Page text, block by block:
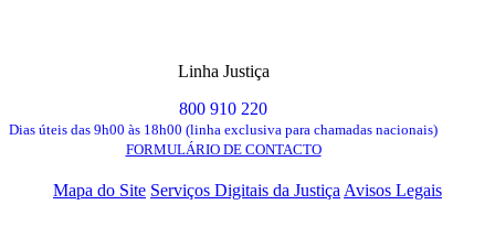
Linha Justiça
800 910 220
Dias úteis das 9h00 às 18h00 (linha exclusiva para chamadas nacionais)
FORMULÁRIO DE CONTACTO
Mapa do Site Serviços Digitais da Justiça Avisos Legais